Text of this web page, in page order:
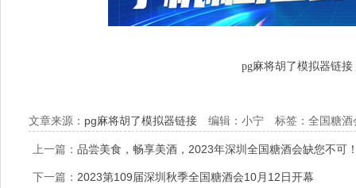
pg麻将胡了模拟器链接
文章来源： pg麻将胡了模拟器链接 编辑：小宁 标签：全国糖酒
上一篇： 品尝美食，畅享美酒，2023年深圳全国糖酒会缺您不可
下一篇： 2023第109届深圳秋季全国糖酒会10月12日开幕